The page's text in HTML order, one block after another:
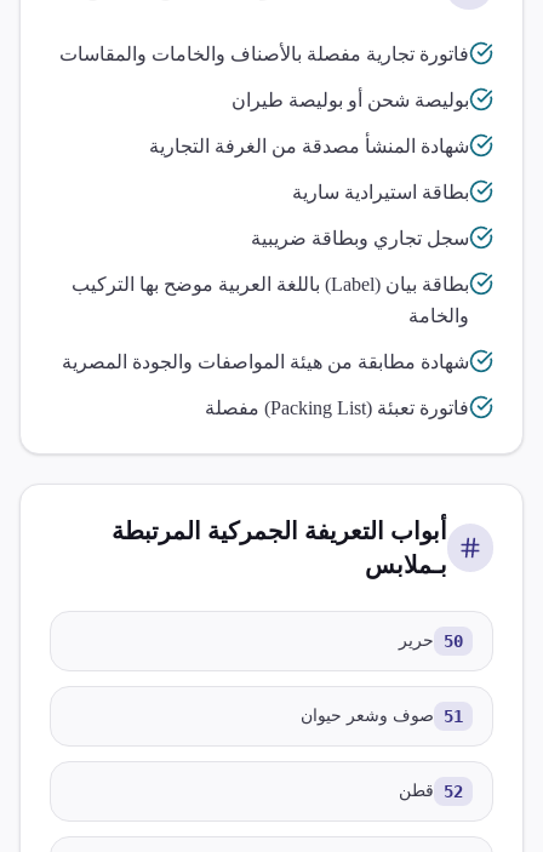
فاتورة تجارية مفصلة بالأصناف والخامات والمقاسات
بوليصة شحن أو بوليصة طيران
شهادة المنشأ مصدقة من الغرفة التجارية
بطاقة استيرادية سارية
سجل تجاري وبطاقة ضريبية
بطاقة بيان (Label) باللغة العربية موضح بها التركيب
والخامة
شهادة مطابقة من هيئة المواصفات والجودة المصرية
فاتورة تعبئة (Packing List) مفصلة
أبواب التعريفة الجمركية المرتبطة
بـملابس
50 حرير
51 صوف وشعر حيوان
52 قطن